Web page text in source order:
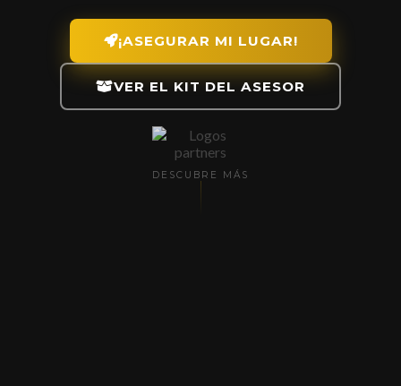
¡ASEGURAR MI LUGAR!
VER EL KIT DEL ASESOR
DESCUBRE MÁS